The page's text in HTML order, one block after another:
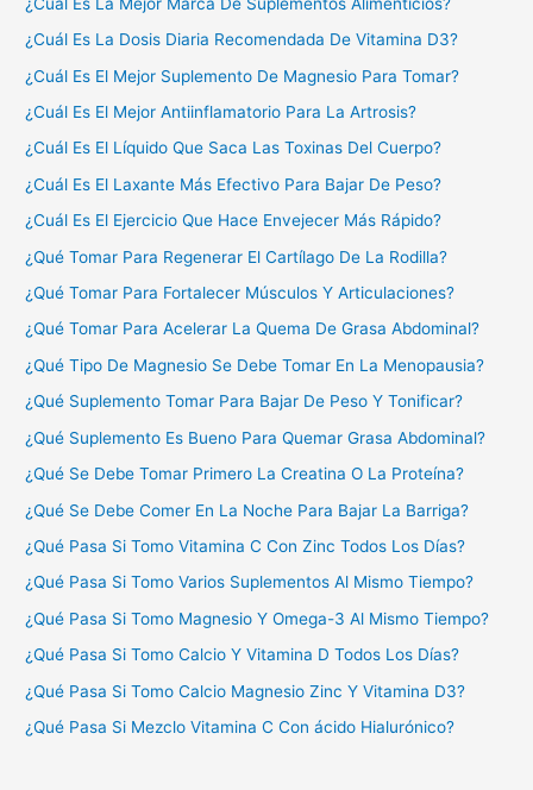
¿Cuál Es La Dosis Diaria Recomendada De Vitamina D3?
¿Cuál Es El Mejor Suplemento De Magnesio Para Tomar?
¿Cuál Es El Mejor Antiinflamatorio Para La Artrosis?
¿Cuál Es El Líquido Que Saca Las Toxinas Del Cuerpo?
¿Cuál Es El Laxante Más Efectivo Para Bajar De Peso?
¿Cuál Es El Ejercicio Que Hace Envejecer Más Rápido?
¿Qué Tomar Para Regenerar El Cartílago De La Rodilla?
¿Qué Tomar Para Fortalecer Músculos Y Articulaciones?
¿Qué Tomar Para Acelerar La Quema De Grasa Abdominal?
¿Qué Tipo De Magnesio Se Debe Tomar En La Menopausia?
¿Qué Suplemento Tomar Para Bajar De Peso Y Tonificar?
¿Qué Suplemento Es Bueno Para Quemar Grasa Abdominal?
¿Qué Se Debe Tomar Primero La Creatina O La Proteína?
¿Qué Se Debe Comer En La Noche Para Bajar La Barriga?
¿Qué Pasa Si Tomo Vitamina C Con Zinc Todos Los Días?
¿Qué Pasa Si Tomo Varios Suplementos Al Mismo Tiempo?
¿Qué Pasa Si Tomo Magnesio Y Omega-3 Al Mismo Tiempo?
¿Qué Pasa Si Tomo Calcio Y Vitamina D Todos Los Días?
¿Qué Pasa Si Tomo Calcio Magnesio Zinc Y Vitamina D3?
¿Qué Pasa Si Mezclo Vitamina C Con ácido Hialurónico?